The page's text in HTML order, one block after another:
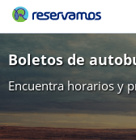
Boletos de
Encuentra horarios y